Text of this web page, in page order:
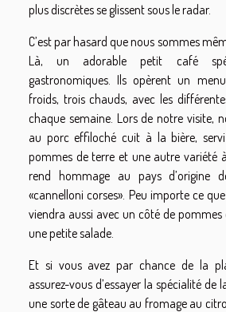
plus discrètes se glissent sous le radar.
C’est par hasard que nous sommes
Là, un adorable petit café
gastronomiques. Ils opèrent un
froids, trois chauds, avec les
chaque semaine. Lors de notre visite,
au porc effiloché cuit à la bière,
pommes de terre et une autre variété
rend hommage au pays d’origine
«cannelloni corses». Peu importe ce
viendra aussi avec un côté de pommes
une petite salade.
Et si vous avez par chance de la
assurez-vous d’essayer la spécialité de
une sorte de gâteau au fromage au